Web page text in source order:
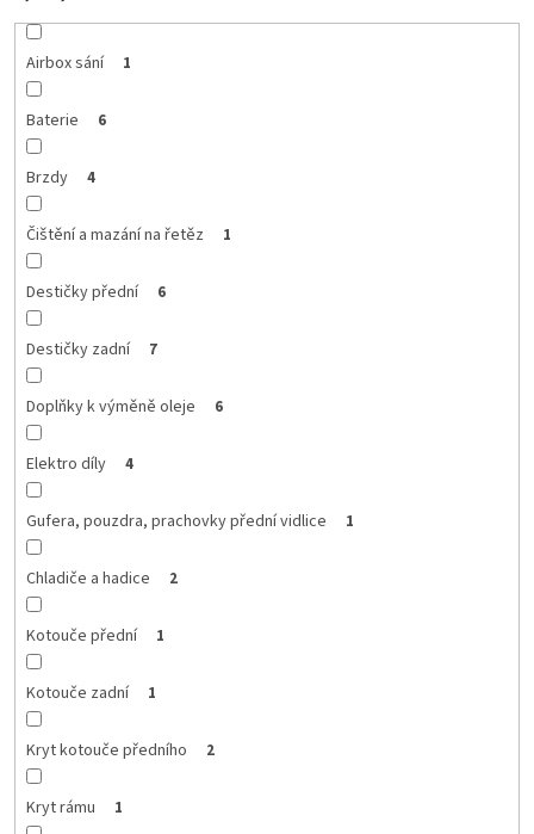
Airbox sání 1
Baterie 6
Brzdy 4
Čištění a mazání na řetěz 1
Destičky přední 6
Destičky zadní 7
Doplňky k výměně oleje 6
Elektro díly 4
Gufera, pouzdra, prachovky přední vidlice 1
Chladiče a hadice 2
Kotouče přední 1
Kotouče zadní 1
Kryt kotouče předního 2
Kryt rámu 1